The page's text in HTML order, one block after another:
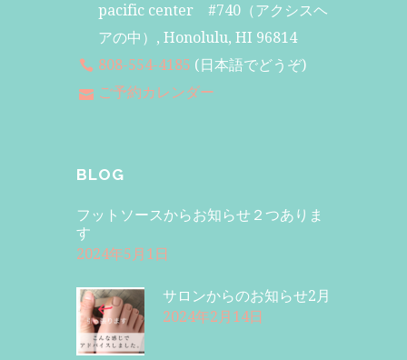
pacific center #740（アクシスヘ
アの中）, Honolulu, HI 96814
808-554-4185 (日本語でどうぞ)
ご予約カレンダー
BLOG
フットソースからお知らせ２つありま
す
2024年5月1日
サロンからのお知らせ2月
2024年2月14日